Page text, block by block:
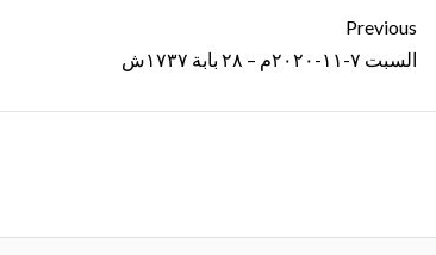
Previous
السبت ٧-١١-٢٠٢٠م – ٢٨ بابة ١٧٣٧ش